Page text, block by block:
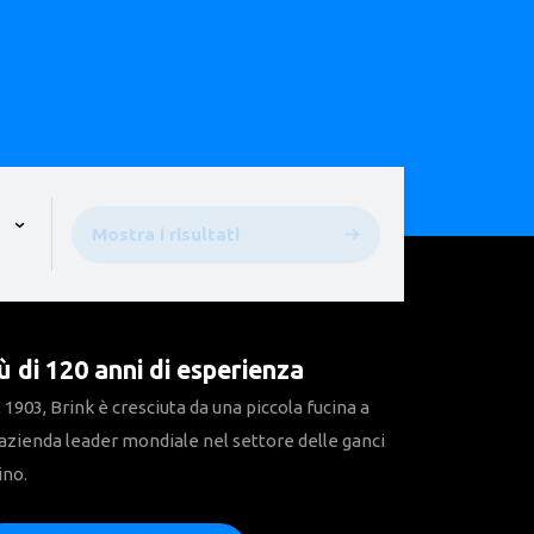
the menu,
Mostra i risultati
di 120 anni di esperienza
1903, Brink è cresciuta da una piccola fucina a
leader mondiale nel settore delle ganci